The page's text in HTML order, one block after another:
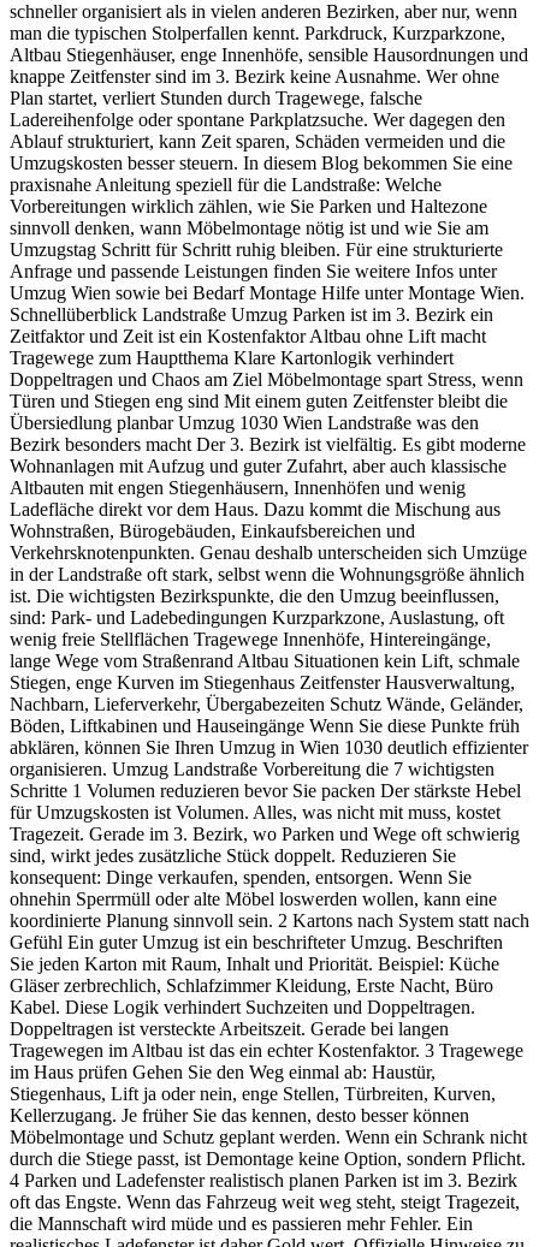
schneller organisiert als in vielen anderen Bezirken, aber nur, wenn
man die typischen Stolperfallen kennt. Parkdruck, Kurzparkzone,
Altbau Stiegenhäuser, enge Innenhöfe, sensible Hausordnungen und
knappe Zeitfenster sind im 3. Bezirk keine Ausnahme. Wer ohne
Plan startet, verliert Stunden durch Tragewege, falsche
Ladereihenfolge oder spontane Parkplatzsuche. Wer dagegen den
Ablauf strukturiert, kann Zeit sparen, Schäden vermeiden und die
Umzugskosten besser steuern. In diesem Blog bekommen Sie eine
praxisnahe Anleitung speziell für die Landstraße: Welche
Vorbereitungen wirklich zählen, wie Sie Parken und Haltezone
sinnvoll denken, wann Möbelmontage nötig ist und wie Sie am
Umzugstag Schritt für Schritt ruhig bleiben. Für eine strukturierte
Anfrage und passende Leistungen finden Sie weitere Infos unter
Umzug Wien sowie bei Bedarf Montage Hilfe unter Montage Wien.
Schnellüberblick Landstraße Umzug Parken ist im 3. Bezirk ein
Zeitfaktor und Zeit ist ein Kostenfaktor Altbau ohne Lift macht
Tragewege zum Hauptthema Klare Kartonlogik verhindert
Doppeltragen und Chaos am Ziel Möbelmontage spart Stress, wenn
Türen und Stiegen eng sind Mit einem guten Zeitfenster bleibt die
Übersiedlung planbar Umzug 1030 Wien Landstraße was den
Bezirk besonders macht Der 3. Bezirk ist vielfältig. Es gibt moderne
Wohnanlagen mit Aufzug und guter Zufahrt, aber auch klassische
Altbauten mit engen Stiegenhäusern, Innenhöfen und wenig
Ladefläche direkt vor dem Haus. Dazu kommt die Mischung aus
Wohnstraßen, Bürogebäuden, Einkaufsbereichen und
Verkehrsknotenpunkten. Genau deshalb unterscheiden sich Umzüge
in der Landstraße oft stark, selbst wenn die Wohnungsgröße ähnlich
ist. Die wichtigsten Bezirkspunkte, die den Umzug beeinflussen,
sind: Park- und Ladebedingungen Kurzparkzone, Auslastung, oft
wenig freie Stellflächen Tragewege Innenhöfe, Hintereingänge,
lange Wege vom Straßenrand Altbau Situationen kein Lift, schmale
Stiegen, enge Kurven im Stiegenhaus Zeitfenster Hausverwaltung,
Nachbarn, Lieferverkehr, Übergabezeiten Schutz Wände, Geländer,
Böden, Liftkabinen und Hauseingänge Wenn Sie diese Punkte früh
abklären, können Sie Ihren Umzug in Wien 1030 deutlich effizienter
organisieren. Umzug Landstraße Vorbereitung die 7 wichtigsten
Schritte 1 Volumen reduzieren bevor Sie packen Der stärkste Hebel
für Umzugskosten ist Volumen. Alles, was nicht mit muss, kostet
Tragezeit. Gerade im 3. Bezirk, wo Parken und Wege oft schwierig
sind, wirkt jedes zusätzliche Stück doppelt. Reduzieren Sie
konsequent: Dinge verkaufen, spenden, entsorgen. Wenn Sie
ohnehin Sperrmüll oder alte Möbel loswerden wollen, kann eine
koordinierte Planung sinnvoll sein. 2 Kartons nach System statt nach
Gefühl Ein guter Umzug ist ein beschrifteter Umzug. Beschriften
Sie jeden Karton mit Raum, Inhalt und Priorität. Beispiel: Küche
Gläser zerbrechlich, Schlafzimmer Kleidung, Erste Nacht, Büro
Kabel. Diese Logik verhindert Suchzeiten und Doppeltragen.
Doppeltragen ist versteckte Arbeitszeit. Gerade bei langen
Tragewegen im Altbau ist das ein echter Kostenfaktor. 3 Tragewege
im Haus prüfen Gehen Sie den Weg einmal ab: Haustür,
Stiegenhaus, Lift ja oder nein, enge Stellen, Türbreiten, Kurven,
Kellerzugang. Je früher Sie das kennen, desto besser können
Möbelmontage und Schutz geplant werden. Wenn ein Schrank nicht
durch die Stiege passt, ist Demontage keine Option, sondern Pflicht.
4 Parken und Ladefenster realistisch planen Parken ist im 3. Bezirk
oft das Engste. Wenn das Fahrzeug weit weg steht, steigt Tragezeit,
die Mannschaft wird müde und es passieren mehr Fehler. Ein